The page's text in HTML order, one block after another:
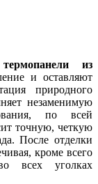
термопанели из
и оставляют
природного
незаменимую
по всей
точную, четкую
После отделки
кроме всего
всех уголках